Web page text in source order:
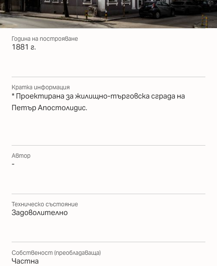
Година на построяване
1881 г.
Кратка информация
* Проектирана за жилищно-търговска сграда на
Петър Апостолидис.
Автор
-
Техническо състояние
Задоволително
Собственост (преобладаваща)
Частна